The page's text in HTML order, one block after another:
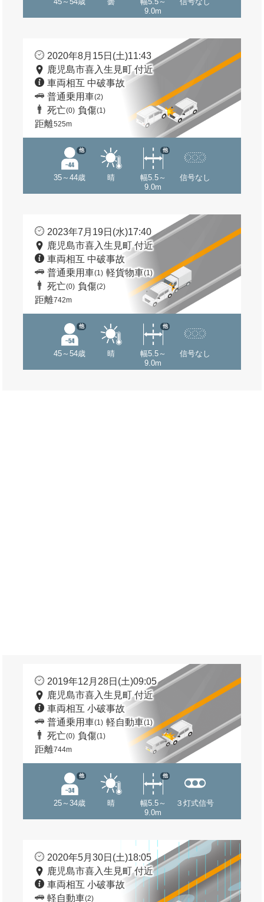
9.0m
2020年8月15日(土)11:43
鹿児島市喜入生見町 付近
車両相互 中破事故
普通乗用車(2)
死亡(0) 負傷(1)
距離525m
35～44歳
他
晴
幅5.5～
9.0m
他
信号なし
2023年7月19日(水)17:40
鹿児島市喜入生見町 付近
車両相互 中破事故
普通乗用車(1) 軽貨物車(1)
死亡(0) 負傷(2)
距離742m
45～54歳
他
晴
幅5.5～
9.0m
他
信号なし
2019年12月28日(土)09:05
鹿児島市喜入生見町 付近
車両相互 小破事故
普通乗用車(1) 軽自動車(1)
死亡(0) 負傷(1)
距離744m
25～34歳
他
晴
幅5.5～
9.0m
他
３灯式信号
2020年5月30日(土)18:05
鹿児島市喜入生見町 付近
車両相互 小破事故
軽自動車(2)